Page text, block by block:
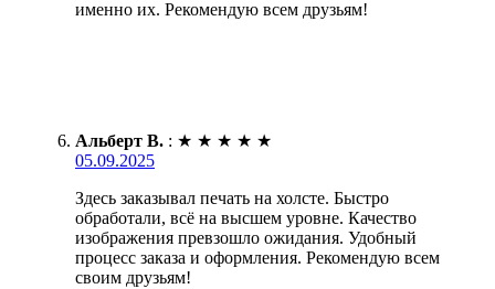
именно их. Рекомендую всем друзьям!
Альберт В. : ★ ★ ★ ★ ★
05.09.2025
Здесь заказывал печать на холсте. Быстро
обработали, всё на высшем уровне. Качество
изображения превзошло ожидания. Удобный
процесс заказа и оформления. Рекомендую всем
своим друзьям!